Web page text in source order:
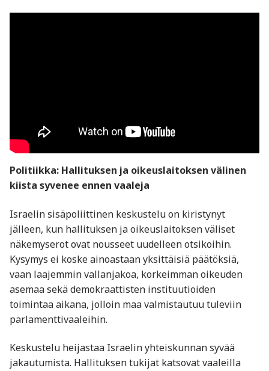
Politiikka: Hallituksen ja oikeuslaitoksen välinen
kiista syvenee ennen vaaleja
Israelin sisäpoliittinen keskustelu on kiristynyt
jälleen, kun hallituksen ja oikeuslaitoksen väliset
näkemyserot ovat nousseet uudelleen otsikoihin.
Kysymys ei koske ainoastaan yksittäisiä päätöksiä,
vaan laajemmin vallanjakoa, korkeimman oikeuden
asemaa sekä demokraattisten instituutioiden
toimintaa aikana, jolloin maa valmistautuu tuleviin
parlamenttivaaleihin.
Keskustelu heijastaa Israelin yhteiskunnan syvää
jakautumista. Hallituksen tukijat katsovat vaaleilla